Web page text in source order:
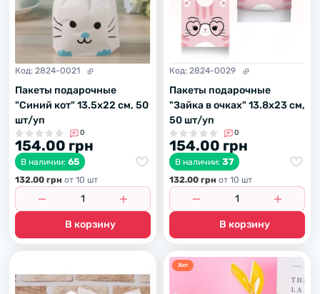
Код: 2824-0021
Пакеты подарочные
"Синий кот" 13.5х22 см, 50
шт/уп
0
154.00 грн
В наличии: 65
132.00 грн от 10 шт
В корзину
Код: 2824-0029
Пакеты подарочные
"Зайка в очках" 13.8х23 см,
50 шт/уп
0
154.00 грн
В наличии: 37
132.00 грн от 10 шт
В корзину
Хит